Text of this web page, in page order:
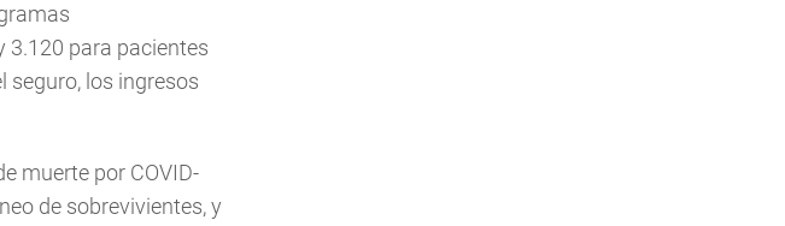
3.120 para pacientes
seguro, los ingresos
muerte por COVID-
de sobrevivientes, y